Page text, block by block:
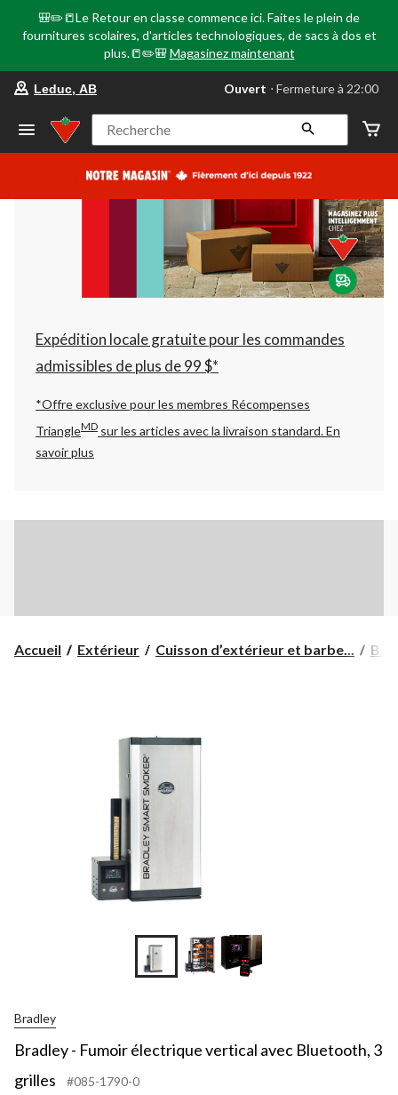
🎒✏️📒Le Retour en classe commence ici. Faites le plein de
fournitures scolaires, d'articles technologiques, de sacs à dos et
plus.📒✏️🎒 Magasinez maintenant
votre
préféré
Leduc,
AB,
courament
Fermeture
à
22:00
cliquer
pour
changer
Leduc, AB Ouvert ⋅ Fermeture à 22:00
Recherche
Expédition locale gratuite pour les commandes
admissibles de plus de 99 $*
*Offre exclusive pour les membres Récompenses
TriangleMD sur les articles avec la livraison standard.En
savoir plus
Accueil Extérieur Cuisson d’extérieur et barbe...
Bradley
Bradley - Fumoir électrique vertical avec Bluetooth, 3
grilles
#085-1790-0